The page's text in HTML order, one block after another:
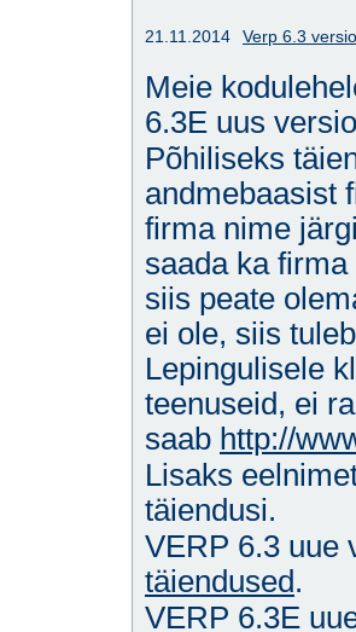
21.11.2014 Verp 6.3
Meie
6.3E uus
Põhiliseks
andmebaasist
firma nime
saada ka
siis peate
ei ole, siis
Lepingulisele
teenuseid, ei
saab http://
Lisaks
täiendusi.
VERP 6.3 uue
täiendused.
VERP 6.3E